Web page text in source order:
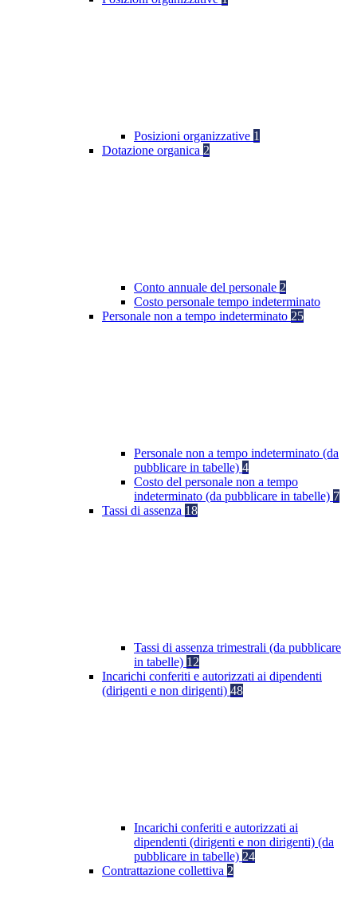
Posizioni organizzative 1
Dotazione organica 2
Conto annuale del personale 2
Costo personale tempo indeterminato
Personale non a tempo indeterminato 25
Personale non a tempo indeterminato (da
pubblicare in tabelle) 4
Costo del personale non a tempo
indeterminato (da pubblicare in tabelle) 7
Tassi di assenza 18
Tassi di assenza trimestrali (da pubblicare
in tabelle) 12
Incarichi conferiti e autorizzati ai dipendenti
(dirigenti e non dirigenti) 48
Incarichi conferiti e autorizzati ai
dipendenti (dirigenti e non dirigenti) (da
pubblicare in tabelle) 24
Contrattazione collettiva 2